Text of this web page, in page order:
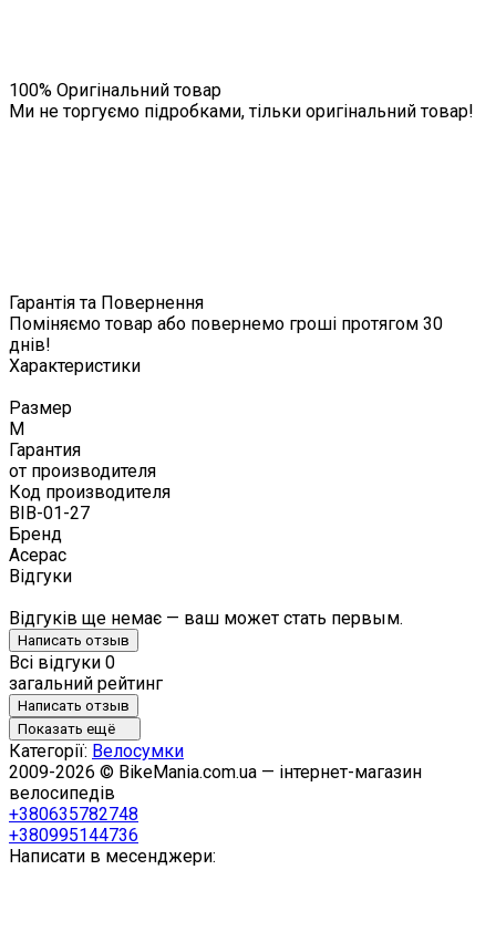
100% Оригінальний товар
Ми не торгуємо підробками, тільки оригінальний товар!
Гарантія та Повернення
Поміняємо товар або повернемо гроші протягом 30
днів!
Характеристики
Размер
M
Гарантия
от производителя
Код производителя
BIB-01-27
Бренд
Aceрac
Відгуки
Відгуків ще немає — ваш может стать первым.
Написать отзыв
Всі відгуки 0
загальний рейтинг
Написать отзыв
Показать ещё
Категорії: Велосумки
2009-2026 © BikeMania.com.ua — інтернет-магазин
велосипедів
+380635782748
+380995144736
Написати в месенджери: